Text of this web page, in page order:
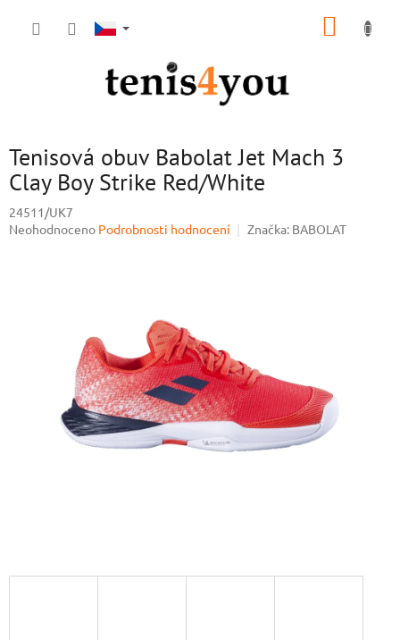
Tenisová obuv Babolat Jet Mach 3
Clay Boy Strike Red/White
24511/UK7
Průměrné
Neohodnoceno Podrobnosti hodnocení Značka: BABOLAT